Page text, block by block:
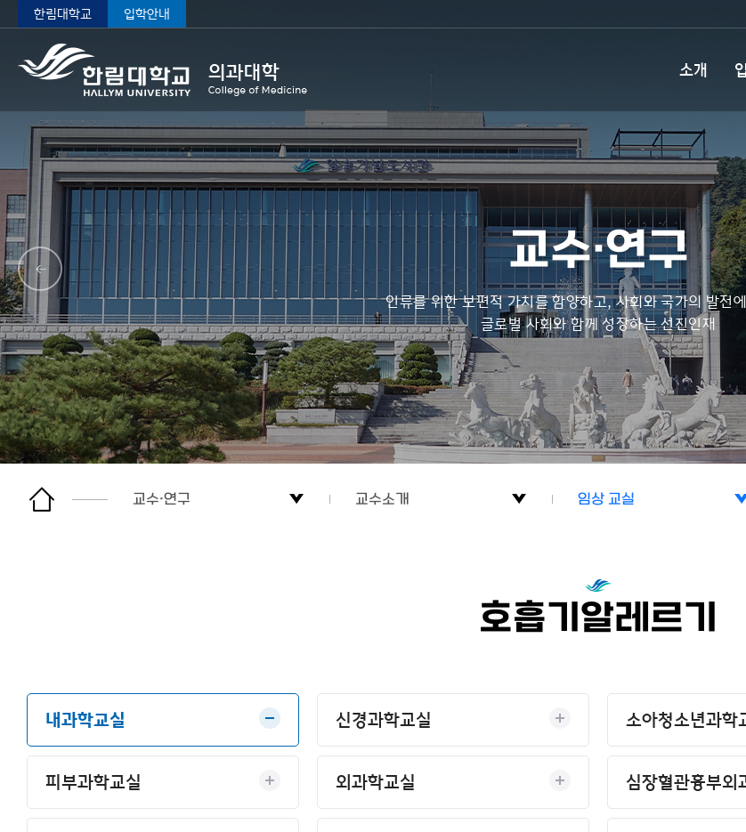
한림대학교 입학안내
소개
교수·연구
인류를 위한 보편적 가치를 함양하고, 사회와 국가의 발전
글로벌 사회와 함께 성장하는 선진인재
교수·연구
교수·연구
후원
교수소개 임상 교실
임상 교실
호흡기알레르기
내과학교실 신경과학교실 소아청소년과학
피부과학교실 외과학교실 심장혈관흉부외